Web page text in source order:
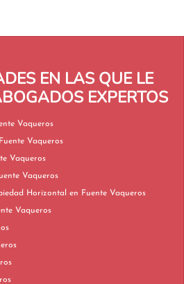
EN LAS QUE LE
EXPERTOS
Tráfico en Fuente Vaqueros
Administrativo en Fuente Vaqueros
en Fuente Vaqueros
en Fuente Vaqueros
Derecho Inmobiliario y Propiedad Horizontal en Fuente Vaqueros
en Fuente Vaqueros